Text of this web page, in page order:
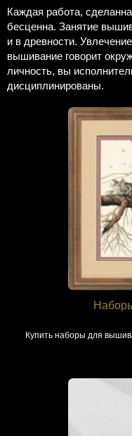
Каждая работа,
бесценна. Занятие
и в древности.
вышивание говорит
личность, вы
дисциплинированы.
Купить наборы для